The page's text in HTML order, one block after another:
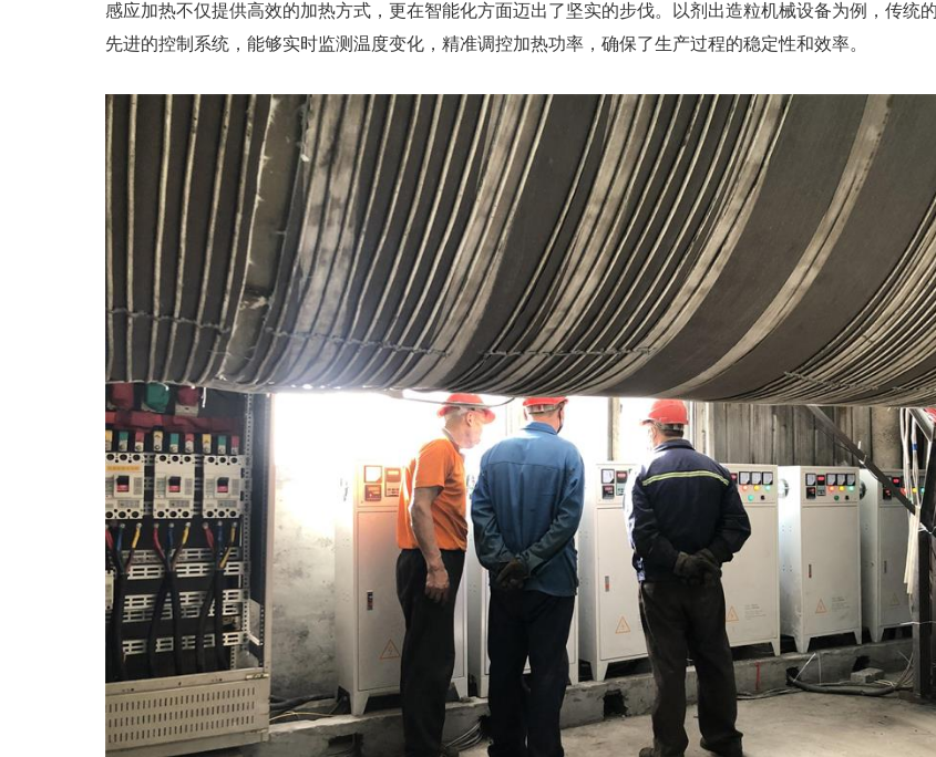
感应加热不仅提供高效的加热方式，更在智能化方面迈出了坚实的步伐。以剂出造粒机械设备为例，传统
先进的控制系统，能够实时监测温度变化，精准调控加热功率，确保了生产过程的稳定性和效率。